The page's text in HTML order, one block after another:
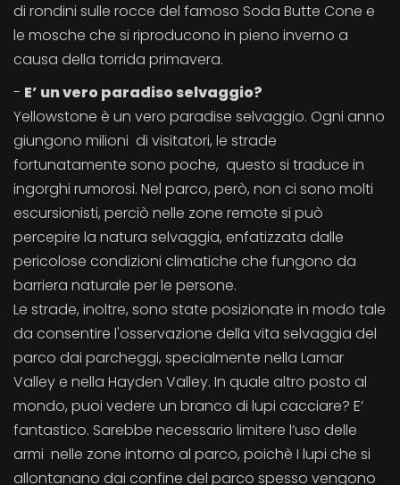
di rondini sulle rocce del famoso Soda Butte Cone e
le mosche che si riproducono in pieno inverno a
causa della torrida primavera.
- E’ un vero paradiso selvaggio?
Yellowstone è un vero paradise selvaggio. Ogni anno
giungono milioni di visitatori, le strade
fortunatamente sono poche, questo si traduce in
ingorghi rumorosi. Nel parco, però, non ci sono molti
escursionisti, perciò nelle zone remote si può
percepire la natura selvaggia, enfatizzata dalle
pericolose condizioni climatiche che fungono da
barriera naturale per le persone.
Le strade, inoltre, sono state posizionate in modo tale
da consentire l'osservazione della vita selvaggia del
parco dai parcheggi, specialmente nella Lamar
Valley e nella Hayden Valley. In quale altro posto al
mondo, puoi vedere un branco di lupi cacciare? E’
fantastico. Sarebbe necessario limitere l’uso delle
armi nelle zone intorno al parco, poichè I lupi che si
allontanano dai confine del parco spesso vengono